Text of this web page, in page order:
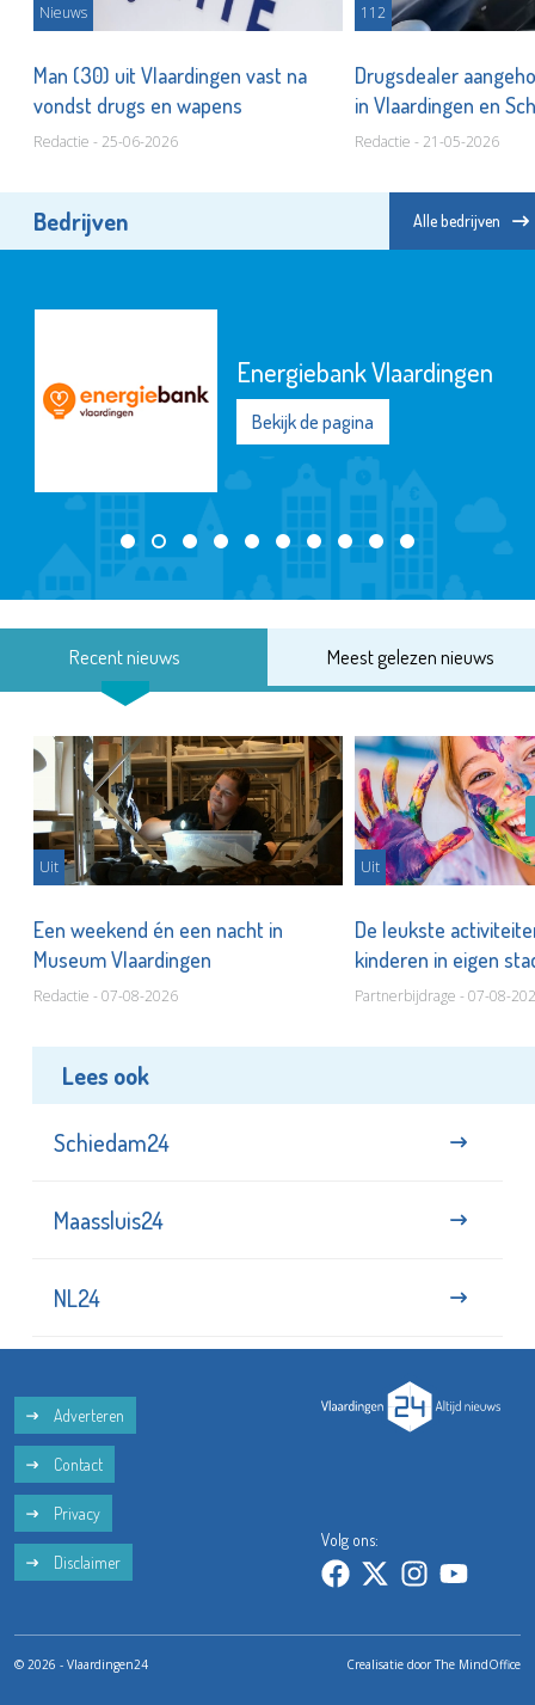
Nieuws
Man (30) uit Vlaardingen vast na
vondst drugs en wapens
Redactie - 25-06-2026
112
Drugsdealer
in Vlaardingen en
Redactie - 21-05-2026
Bedrijven Alle bedrijven
Energiebank Vlaardingen
Bekijk de pagina
Recent nieuws Meest gelezen nieuws
Uit
Een weekend én een nacht in
Museum Vlaardingen
Redactie - 07-08-2026
Uit
De leukste
kinderen in eigen
Partnerbijdrage - 07-08-
Lees ook
Schiedam24
Maassluis24
NL24
Adverteren
Contact
Privacy
Disclaimer
Volg ons:
© 2026 - Vlaardingen24 Crealisatie doorThe MindOffice